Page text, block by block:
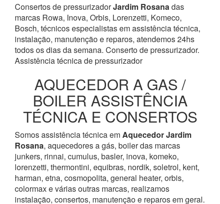
Consertos de pressurizadorJardim Rosanadas
marcas Rowa, Inova, Orbis, Lorenzetti, Komeco,
Bosch, técnicos especialistas em assistência técnica,
instalação, manutenção e reparos, atendemos 24hs
todos os dias da semana. Conserto de pressurizador.
Assistência técnica de pressurizador
AQUECEDOR A GAS /
BOILER ASSISTÊNCIA
TÉCNICA E CONSERTOS
Somos assistência técnica emAquecedorJardim
Rosana, aquecedores a gás, boiler das marcas
junkers, rinnai, cumulus, basler, inova, komeko,
lorenzetti, thermontini, equibras, nordik, soletrol, kent,
harman, etna, cosmopolita, general heater, orbis,
colormax e várias outras marcas, realizamos
instalação, consertos, manutenção e reparos em geral.